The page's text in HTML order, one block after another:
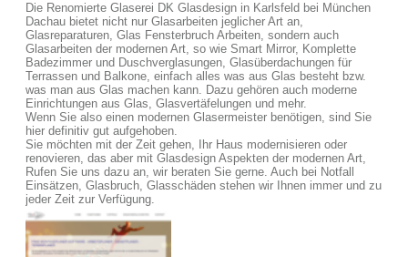
Die Renomierte Glaserei DK Glasdesign in Karlsfeld bei München
Dachau bietet nicht nur Glasarbeiten jeglicher Art an,
Glasreparaturen, Glas Fensterbruch Arbeiten, sondern auch
Glasarbeiten der modernen Art, so wie Smart Mirror, Komplette
Badezimmer und Duschverglasungen, Glasüberdachungen für
Terrassen und Balkone, einfach alles was aus Glas besteht bzw.
was man aus Glas machen kann. Dazu gehören auch moderne
Einrichtungen aus Glas, Glasvertäfelungen und mehr.
Wenn Sie also einen modernen Glasermeister benötigen, sind Sie
hier definitiv gut aufgehoben.
Sie möchten mit der Zeit gehen, Ihr Haus modernisieren oder
renovieren, das aber mit Glasdesign Aspekten der modernen Art,
Rufen Sie uns dazu an, wir beraten Sie gerne. Auch bei Notfall
Einsätzen, Glasbruch, Glasschäden stehen wir Ihnen immer und zu
jeder Zeit zur Verfügung.